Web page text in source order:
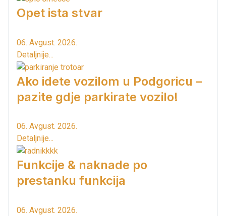
Opet ista stvar
06. Avgust. 2026.
Detaljnije...
Ako idete vozilom u Podgoricu –
pazite gdje parkirate vozilo!
06. Avgust. 2026.
Detaljnije...
Funkcije & naknade po
prestanku funkcija
06. Avgust. 2026.